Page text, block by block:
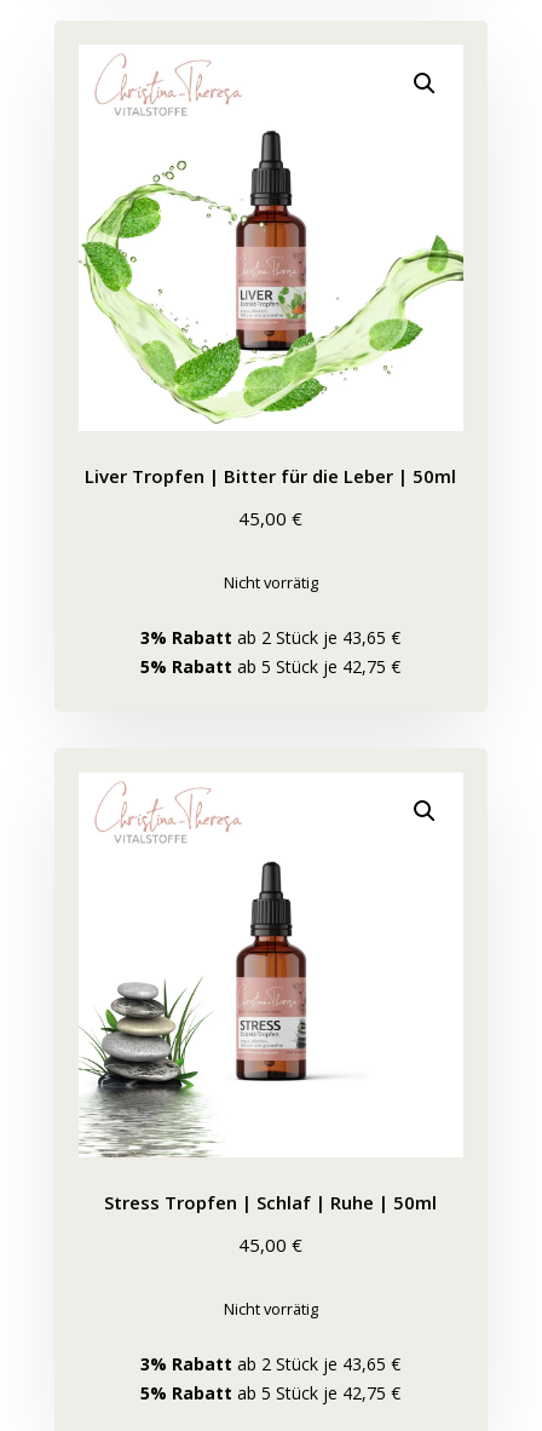
Liver Tropfen | Bitter für die Leber | 50ml
45,00€
Nicht vorrätig
3% Rabatt ab 2 Stück je 43,65 €
5% Rabatt ab 5 Stück je 42,75 €
Stress Tropfen | Schlaf | Ruhe | 50ml
45,00€
Nicht vorrätig
3% Rabatt ab 2 Stück je 43,65 €
5% Rabatt ab 5 Stück je 42,75 €